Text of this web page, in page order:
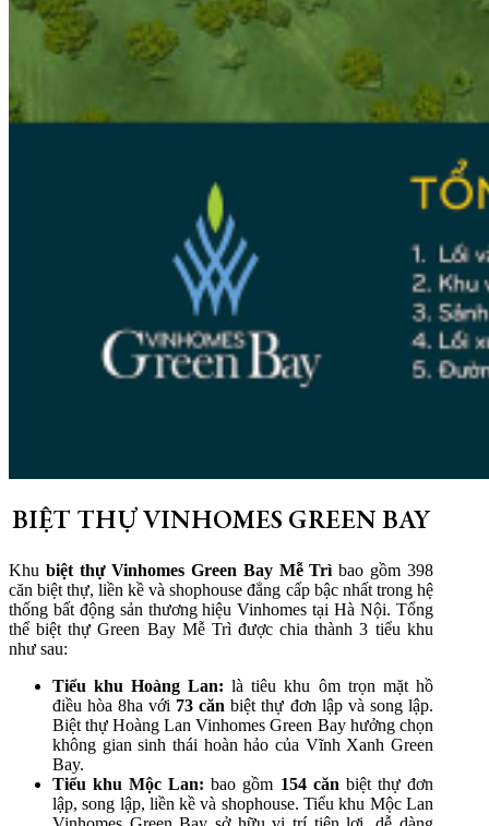
BIỆT THỰ VINHOMES GREEN BAY
Khu biệt thự Vinhomes Green Bay Mễ Trìbao gồm 398
căn biệt thự, liền kề và shophouse đẳng cấp bậc nhất trong hệ
thống bất động sản thương hiệu Vinhomes tại Hà Nội. Tổng
thể biệt thự Green Bay Mễ Trì được chia thành 3 tiểu khu
như sau:
Tiểu khu Hoàng Lan: là tiêu khu ôm trọn mặt hồ
điều hòa 8ha với 73 căn biệt thự đơn lập và song lập.
Biệt thự Hoàng Lan Vinhomes Green Bay hưởng chọn
không gian sinh thái hoàn hảo của Vĩnh Xanh Green
Bay.
Tiểu khu Mộc Lan: bao gồm 154 căn biệt thự đơn
lập, song lập, liền kề và shophouse. Tiểu khu Mộc Lan